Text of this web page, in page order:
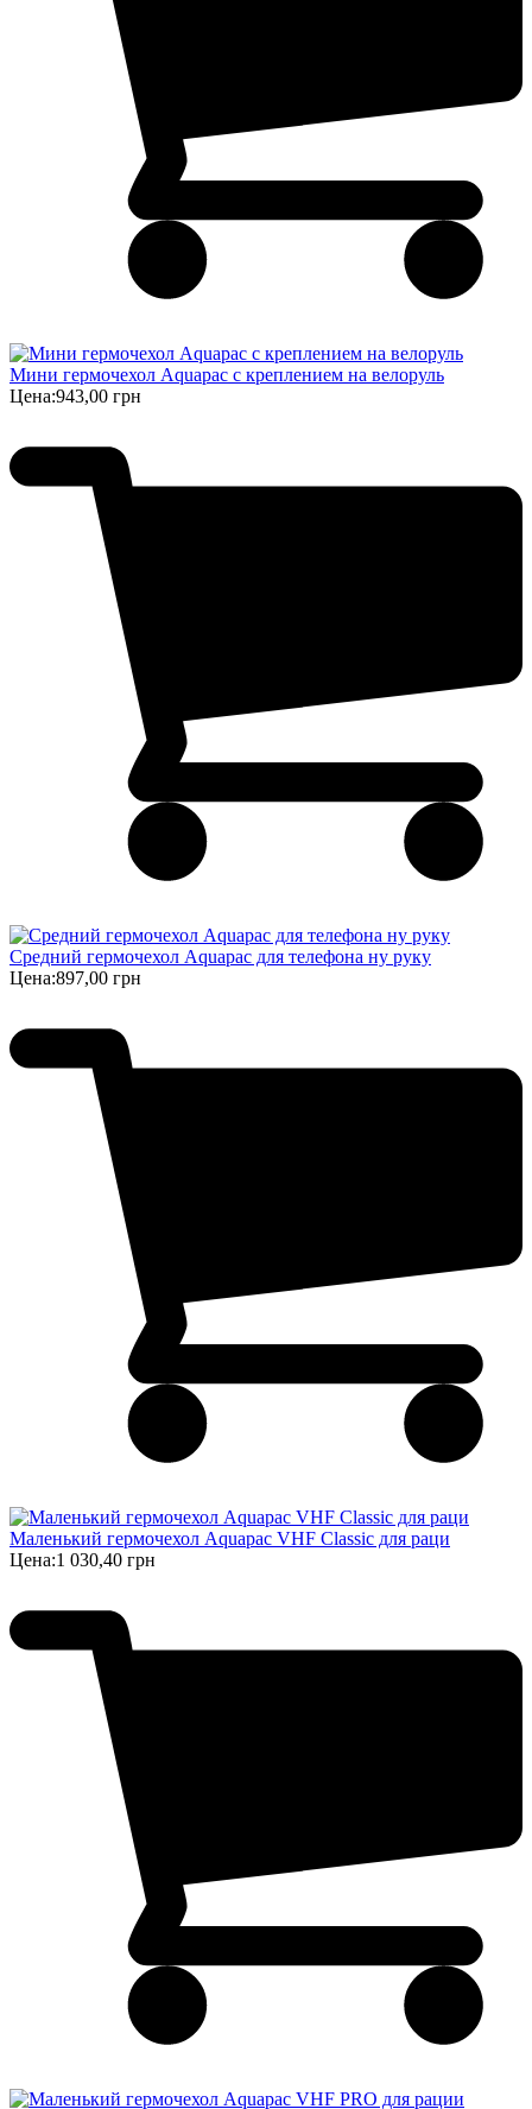
Мини гермочехол Aquapac с креплением на велоруль
Цена:943,00 грн
Средний гермочехол Aquapac для телефона ну руку
Цена:897,00 грн
Маленький гермочехол Aquapac VHF Classic для раци
Цена:1 030,40 грн